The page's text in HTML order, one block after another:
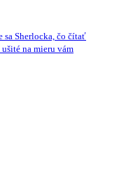
sa Sherlocka, čo čítať
na mieru vám